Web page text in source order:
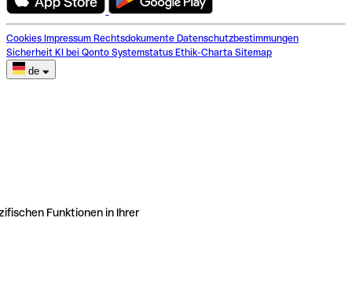
Cookies Impressum Rechtsdokumente Datenschutzbestimmungen
Sicherheit KI bei Qonto Systemstatus Ethik-Charta Sitemap
de
Funktionen in Ihrer